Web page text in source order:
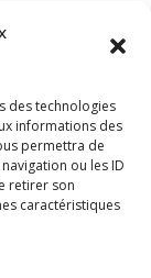
des technologies
informations des
permettra de
ou les ID
retirer son
caractéristiques